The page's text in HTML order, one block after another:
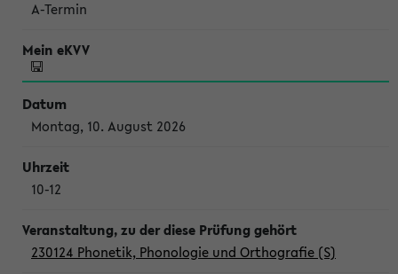
A-Termin
Montag, 10. August 2026
10-12
230124 Phonetik, Phonologie und Orthografie (S)